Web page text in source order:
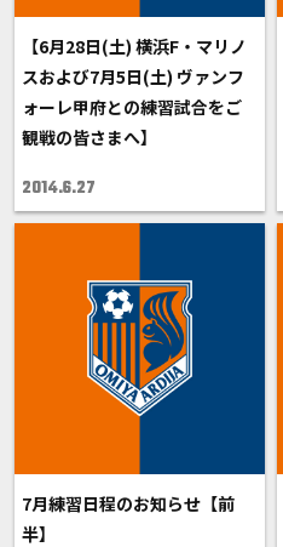
【6月28日(土) 横浜F・マリノ
スおよび7月5日(土) ヴァンフ
ォーレ甲府との練習試合をご
観戦の皆さまへ】
2014.6.27
7月練習日程のお知らせ【前
半】